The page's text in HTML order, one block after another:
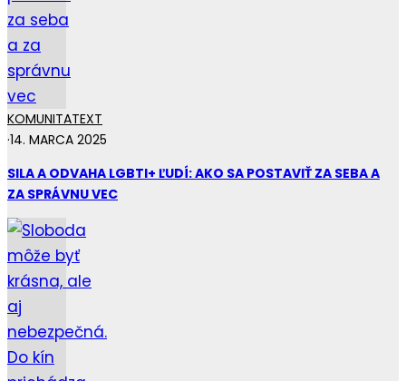
KOMUNITATEXT
·14. MARCA 2025
SILA A ODVAHA LGBTI+ ĽUDÍ: AKO SA POSTAVIŤ ZA SEBA A
ZA SPRÁVNU VEC